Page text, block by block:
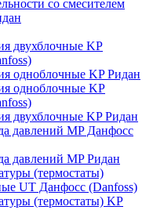
со смесителем
двухблочные KP
одноблочные KP Ридан
одноблочные KP
двухблочные KP Ридан
давлений MP Данфосс
давлений MP Ридан
(термостаты)
UT Данфосс (Danfoss)
(термостаты) KP